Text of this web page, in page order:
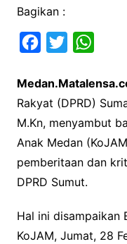
Bagikan :
c
e
b
o
o
k
i
t
t
e
r
a
t
s
A
p
Rakyat (DPRD)
M.Kn, menyambut
Anak Medan
pemberitaan dan
DPRD Sumut.
Hal ini disampaikan
KoJAM, Jumat, 28